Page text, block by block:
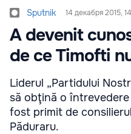
Sputnik 14 декабря 2015,
A devenit
de ce Timofti
Liderul „Partidului
să obţină o
fost primit de
Păduraru.